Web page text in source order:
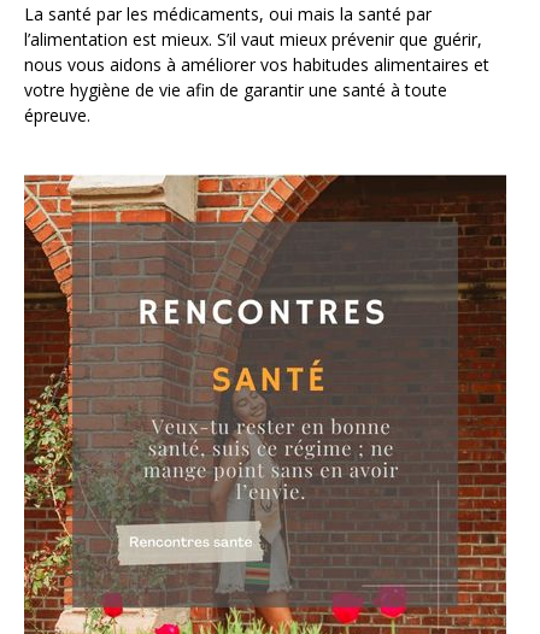
La santé par les médicaments, oui mais la santé par
l’alimentation est mieux. S’il vaut mieux prévenir que guérir,
nous vous aidons à améliorer vos habitudes alimentaires et
votre hygiène de vie afin de garantir une santé à toute
épreuve.